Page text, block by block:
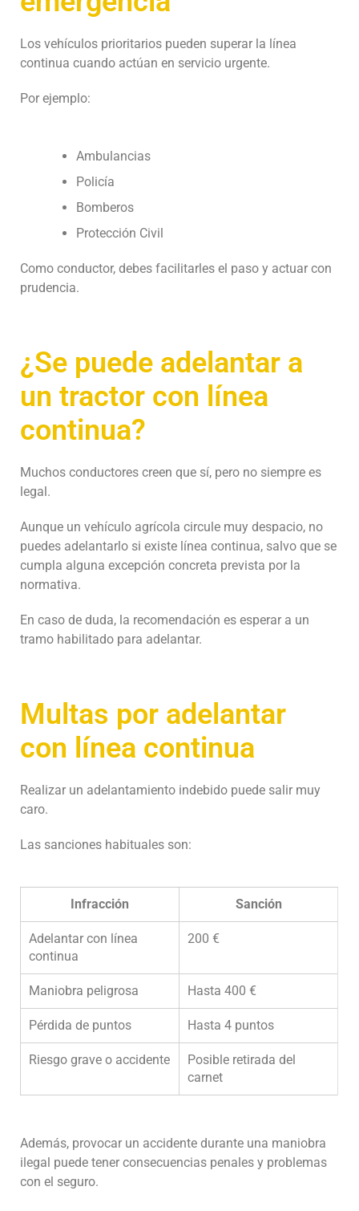
Los vehículos prioritarios pueden superar la línea
continua cuando actúan en servicio urgente.
Por ejemplo:
Ambulancias
Policía
Bomberos
Protección Civil
Como conductor, debes facilitarles el paso y actuar con
prudencia.
¿Se puede adelantar a
un tractor con línea
continua?
Muchos conductores creen que sí, pero no siempre es
legal.
Aunque un vehículo agrícola circule muy despacio, no
puedes adelantarlo si existe línea continua, salvo que se
cumpla alguna excepción concreta prevista por la
normativa.
En caso de duda, la recomendación es esperar a un
tramo habilitado para adelantar.
Multas por adelantar
con línea continua
Realizar un adelantamiento indebido puede salir muy
caro.
Las sanciones habituales son:
Infracción Sanción
Adelantar con línea
continua
200 €
Maniobra peligrosa Hasta 400 €
Pérdida de puntos Hasta 4 puntos
Riesgo grave o accidente
Posible retirada del
carnet
Además, provocar un accidente durante una maniobra
ilegal puede tener consecuencias penales y problemas
con el seguro.